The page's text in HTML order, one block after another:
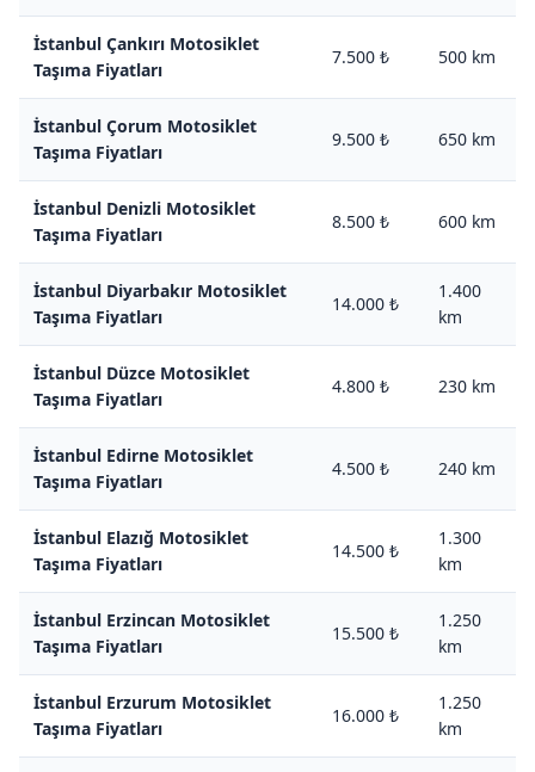
İstanbul Çankırı Motosiklet
Taşıma Fiyatları
7.500 ₺ 500 km
İstanbul Çorum Motosiklet
Taşıma Fiyatları
9.500 ₺ 650 km
İstanbul Denizli Motosiklet
Taşıma Fiyatları
8.500 ₺ 600 km
İstanbul Diyarbakır Motosiklet
Taşıma Fiyatları
14.000 ₺
1.400
km
İstanbul Düzce Motosiklet
Taşıma Fiyatları
4.800 ₺ 230 km
İstanbul Edirne Motosiklet
Taşıma Fiyatları
4.500 ₺ 240 km
İstanbul Elazığ Motosiklet
Taşıma Fiyatları
14.500 ₺
1.300
km
İstanbul Erzincan Motosiklet
Taşıma Fiyatları
15.500 ₺
1.250
km
İstanbul Erzurum Motosiklet
Taşıma Fiyatları
16.000 ₺
1.250
km